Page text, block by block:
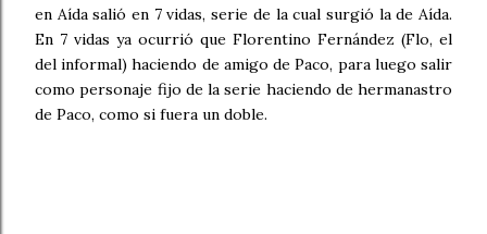
en Aída salió en 7 vidas, serie de la cual surgió la de Aída.
En 7 vidas ya ocurrió que Florentino Fernández (Flo, el
del informal) haciendo de amigo de Paco, para luego salir
como personaje fijo de la serie haciendo de hermanastro
de Paco, como si fuera un doble.